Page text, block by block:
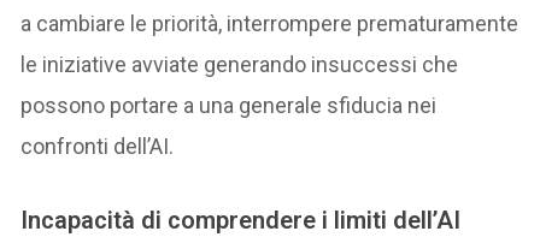
a cambiare le priorità, interrompere prematuramente
le iniziative avviate generando insuccessi che
possono portare a una generale sfiducia nei
confronti dell’AI.
Incapacità di comprendere i limiti dell’AI